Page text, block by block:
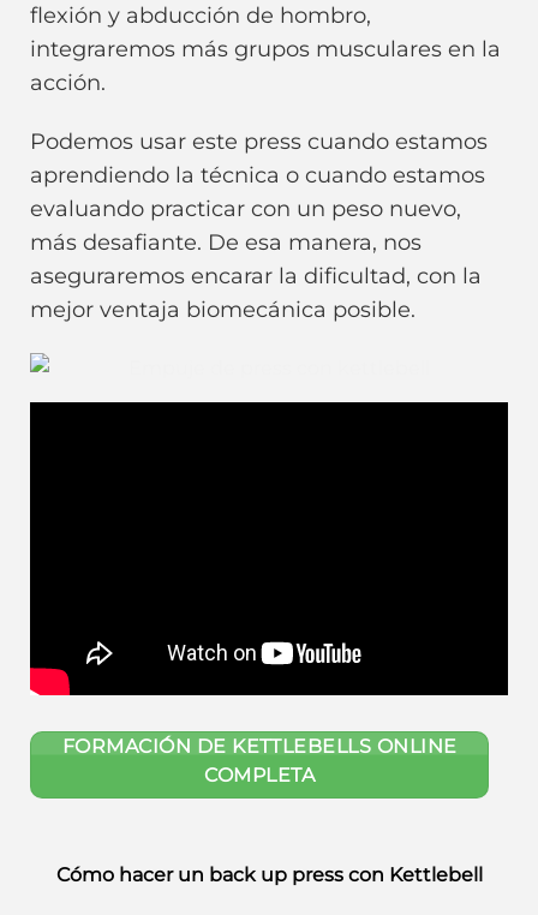
flexión y abducción de hombro,
integraremos más grupos musculares en la
acción.
Podemos usar este press cuando estamos
aprendiendo la técnica o cuando estamos
evaluando practicar con un peso nuevo,
más desafiante. De esa manera, nos
aseguraremos encarar la dificultad, con la
mejor ventaja biomecánica posible.
FORMACIÓN DE KETTLEBELLS ONLINE
COMPLETA
Cómo hacer un back up press con Kettlebell